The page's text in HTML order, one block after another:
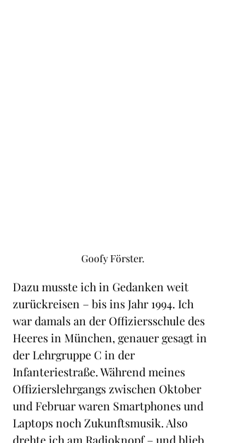
Goofy Förster.
Dazu musste ich in Gedanken weit
zurückreisen – bis ins Jahr 1994. Ich
war damals an der Offiziersschule des
Heeres in München, genauer gesagt in
der Lehrgruppe C in der
Infanteriestraße. Während meines
Offizierslehrgangs zwischen Oktober
und Februar waren Smartphones und
Laptops noch Zukunftsmusik. Also
drehte ich am Radioknopf – und blieb